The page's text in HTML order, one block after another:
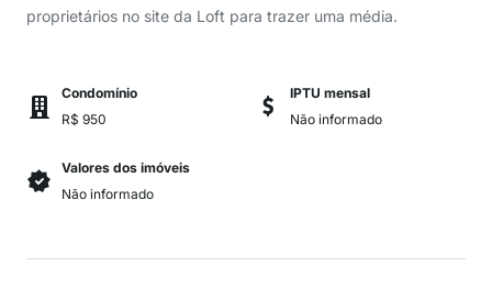
proprietários no site da Loft para trazer uma média.
Condomínio
R$ 950
IPTU mensal
Não informado
Valores dos imóveis
Não informado